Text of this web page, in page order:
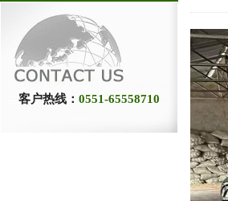
客户热线： 0551-65558710